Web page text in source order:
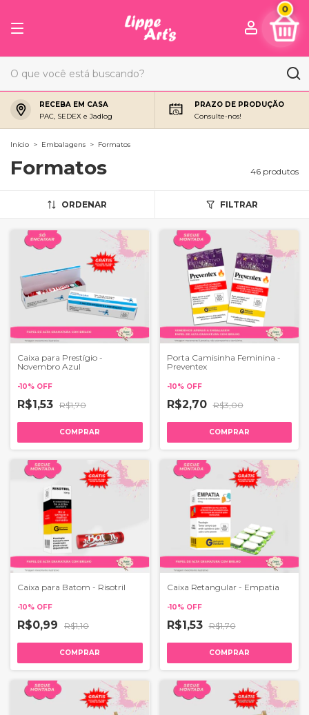
0
RECEBA EM CASA
PAC, SEDEX e Jadlog
PRAZO DE PRODUÇÃO
Consulte-nos!
Início > Embalagens > Formatos
Formatos 46 produtos
ORDENAR FILTRAR
Caixa para Prestígio -
Novembro Azul
-10% OFF
R$1,53 R$1,70
COMPRAR
Porta Camisinha Feminina -
Preventex
-10% OFF
R$2,70 R$3,00
COMPRAR
Caixa para Batom - Risotril
-10% OFF
R$0,99 R$1,10
COMPRAR
Caixa Retangular - Empatia
-10% OFF
R$1,53 R$1,70
COMPRAR